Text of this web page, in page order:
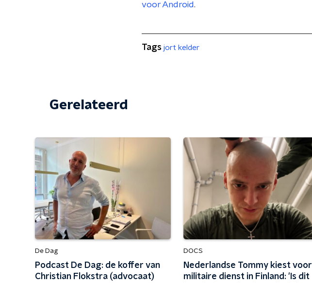
voor Android.
Tags jort kelder
Gerelateerd
De Dag
Podcast De Dag: de koffer van
Christian Flokstra (advocaat)
DOCS
Nederlandse Tommy kiest voor
militaire dienst in Finland: 'Is dit